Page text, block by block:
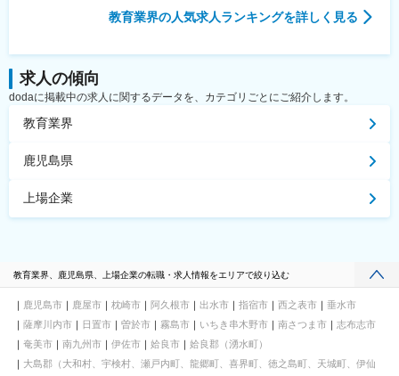
教育業界の人気求人ランキングを詳しく見る
求人の傾向
dodaに掲載中の求人に関するデータを、カテゴリごとにご紹介します。
教育業界
鹿児島県
上場企業
教育業界、鹿児島県、上場企業の転職・求人情報をエリアで絞り込む
鹿児島市 鹿屋市 枕崎市 阿久根市 出水市 指宿市 西之表市
垂水市
薩摩川内市
日置市 曽於市 霧島市 いちき串木野市 南さつま市
志布志市
奄美市
南九州市 伊佐市 姶良市
姶良郡（湧水町）
大島郡（大和村、宇検村、瀬戸内町、龍郷町、喜界町、徳之島町、天城町、伊仙